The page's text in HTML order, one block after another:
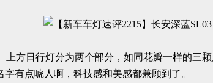
方日行灯分为两个部分，如同花瓣一样的三
有点唬人啊，科技感和美感都兼顾到了。